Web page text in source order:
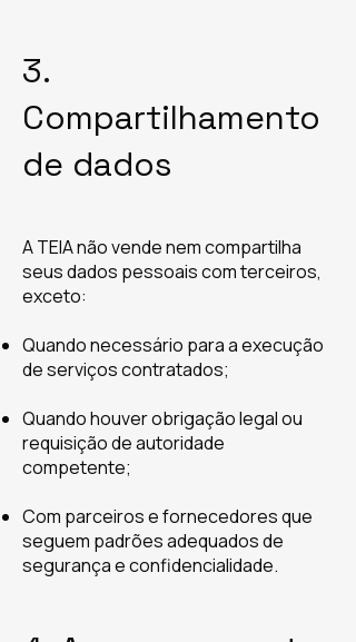
3.
Compartilhamento
de dados
A TEIA não vende nem compartilha
seus dados pessoais com terceiros,
exceto:
Quando necessário para a execução
de serviços contratados;
Quando houver obrigação legal ou
requisição de autoridade
competente;
Com parceiros e fornecedores que
seguem padrões adequados de
segurança e confidencialidade.